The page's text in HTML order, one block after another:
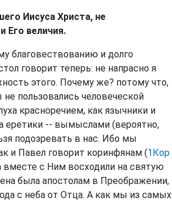
Иисуса Христа, не
Его величия.
благовествованию и долго
говорит теперь: не напрасно я
этого. Почему же? потому что,
пользовались человеческой
красноречием, как язычники и
еретики -- вымыслами (вероятно,
подозревать в нас. Ибо мы
и Павел говорит коринфянам (1Кор
вместе с Ним восходили на святую
была апостолам в Преображении,
с неба от Отца. А как мы из самых